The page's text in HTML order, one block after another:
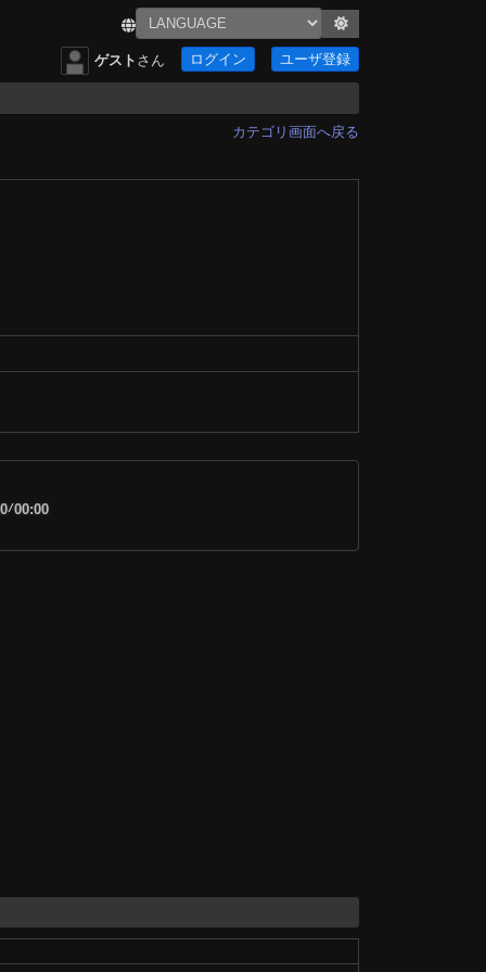
ゲスト さん ログイン ユーザ登録
カテゴリ画面へ戻る
/00:00